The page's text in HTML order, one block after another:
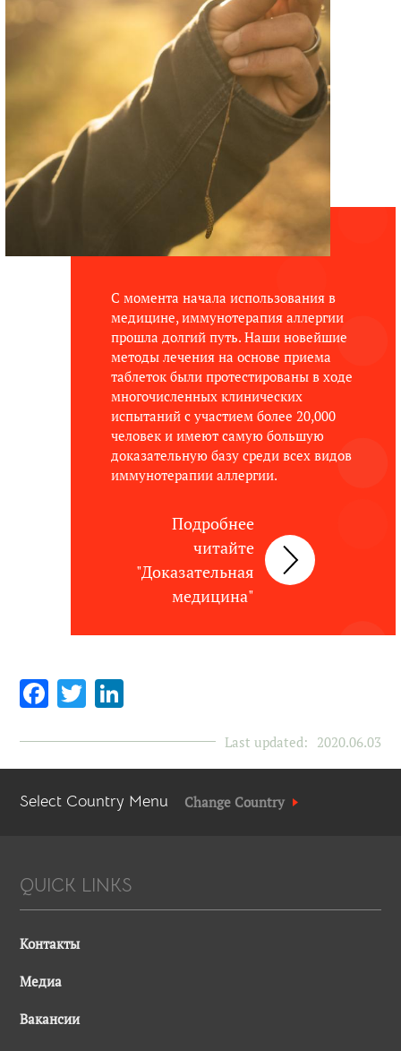
С момента начала использования в
медицине, иммунотерапия аллергии
прошла долгий путь. Наши новейшие
методы лечения на основе приема
таблеток были протестированы в ходе
многочисленных клинических
испытаний с участием более 20,000
человек и имеют самую большую
доказательную базу среди всех видов
иммунотерапии аллергии.
Подробнее
читайте
"Доказательная
медицина"
Facebook
Twitter
Last updated: 2020.06.03
Select Country Menu Change Country
QUICK LINKS
Контакты
Медиа
Вакансии